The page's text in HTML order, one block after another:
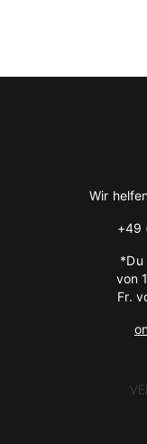
Wir
+49
*Du
von
Fr.